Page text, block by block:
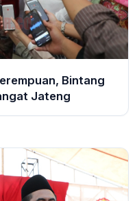
Bintang
Jateng